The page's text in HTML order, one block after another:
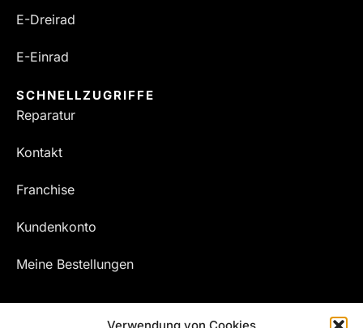
E-Dreirad
E-Einrad
SCHNELLZUGRIFFE
Reparatur
Kontakt
Franchise
Kundenkonto
Meine Bestellungen